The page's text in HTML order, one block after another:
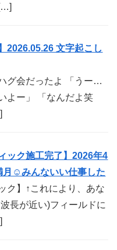
2026.05.26 文字起こし
グ会だったよ 「うー…
よー」 「なんだよ笑
ック施工完了】2026年4
月☺︎みんないい仕事した
ク】↑これにより、あな
長が近い)フィールドに